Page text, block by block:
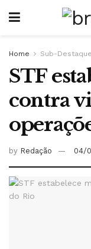
Home Sub-
STF
contra
by Redação 04/